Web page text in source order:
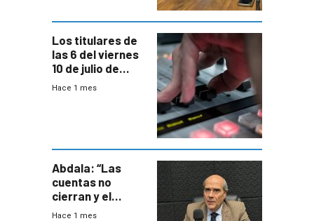
Los titulares de
las 6 del viernes
10 de julio de
2026
Hace 1 mes
Abdala: “Las
cuentas no
cierran y el
balance del
Hace 1 mes